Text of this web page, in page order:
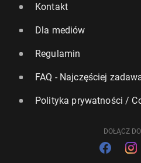
Kontakt
Dla mediów
Regulamin
FAQ - Najczęściej
Polityka prywatności /
DOŁĄCZ